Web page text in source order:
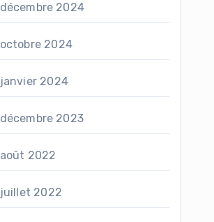
décembre 2024
octobre 2024
janvier 2024
décembre 2023
août 2022
juillet 2022